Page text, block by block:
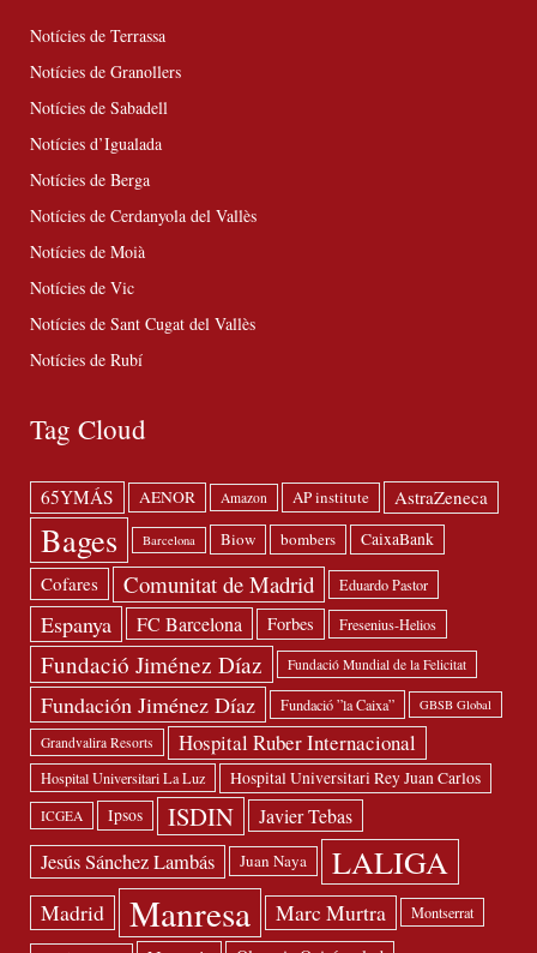
Notícies de Terrassa
Notícies de Granollers
Notícies de Sabadell
Notícies d’Igualada
Notícies de Berga
Notícies de Cerdanyola del Vallès
Notícies de Moià
Notícies de Vic
Notícies de Sant Cugat del Vallès
Notícies de Rubí
Tag Cloud
65YMÁS AENOR Amazon AP institute AstraZeneca
Bages Barcelona Biow bombers CaixaBank
Cofares Comunitat de Madrid Eduardo Pastor
Espanya FC Barcelona Forbes Fresenius-Helios
Fundació Jiménez Díaz Fundació Mundial de la Felicitat
Fundación Jiménez Díaz Fundació ”la Caixa” GBSB Global
Grandvalira Resorts Hospital Ruber Internacional
Hospital Universitari La Luz Hospital Universitari Rey Juan Carlos
ICGEA Ipsos ISDIN Javier Tebas
Jesús Sánchez Lambás Juan Naya LALIGA
Madrid Manresa Marc Murtra Montserrat